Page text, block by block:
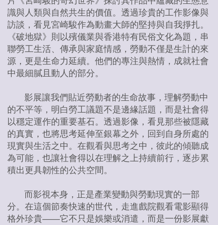
識與人類與自然共生的價值。透過珍貴的工作影像與
訪談，看見宮崎駿作為動畫大師的堅持與自我掙扎。
《破地獄》則以殯儀業與香港特有民俗文化為題，串
聯勞工生活、傳承與家庭情感，勞動不僅是生計的來
源，更是生命力延續。他們的專注與熱情，成就社會
中最細膩且動人的部分。
影展讓我們貼近勞動者的生命故事，理解勞動中
的不平等，明白勞工議題不是邊緣話題，而是社會得
以穩定運作的重要基石。透過影像，看見那些被隱藏
的真實，也將思考延伸至銀幕之外，回到自身所處的
現實與生活之中。在觀看與思考之中，彼此的傾聽成
為可能，也讓社會得以在理解之上持續前行，逐步累
積出更具韌性的公共空間。
而影視本身，正是產業變動與勞動現實的一部
分。在這個節奏快速的世代，走進戲院觀看電影顯得
格外珍貴——它不只是娛樂或消遣，而是一份影展獻